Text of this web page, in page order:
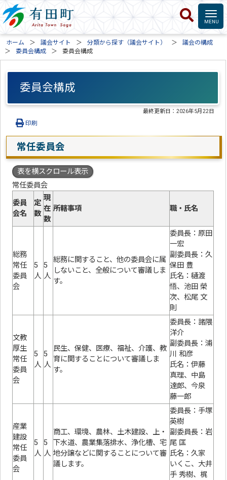
ホーム 議会サイト 分類から探す（議会サイト）
議会の構成
委員会構成
委員会構成
委員会構成
最終更新日：2026年5月22日
印刷
常任委員会
表を横スクロール表示
常任委員会
委員
会名
定
数
現
在
数
所轄事項 職・氏名
総務
常任
委員
会
5
人
5
人
総務に関すること、他の委員会に属
しないこと、全般について審議しま
す。
委員長：原田
一宏
副委員長：久
保田 豊
氏名：樋渡
悟、池田 榮
次、松尾 文
則
文教
厚生
常任
委員
会
5
人
5
人
民生、保健、医療、福祉、介護、教
育に関することについて審議しま
す。
委員長：諸隈
洋介
副委員長：浦
川 和彦
氏名：伊藤
真理、中島
達郎、今泉
藤一郎
産業
建設
常任
委員
会
5
人
5
人
商工、環境、農林、土木建設、上・
下水道、農業集落排水、浄化槽、宅
地分譲などに関することについて審
議します。
委員長：手塚
英樹
副委員長：岩
尾 匡
氏名：久家
いくこ、大井
手 秀樹、梶